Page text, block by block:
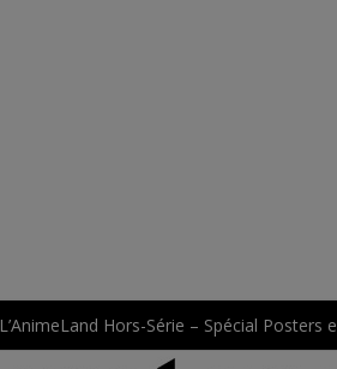
L’AnimeLand Hors-Série – Spécial Posters